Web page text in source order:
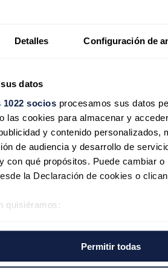
Detalles Configuración de
datos
1022 sociosprocesamos sus datos
las cookies para almacenar y
y contenido personalizados,
de audiencia y desarrollo de
con qué propósitos. Puede cambiar
la Declaración de cookies o
quisiéramos:
dispositivo analizándolo activamente
digitales)
Permitir todas
y mercado de
dos caras de la
del almacenamiento en
04/08/2026